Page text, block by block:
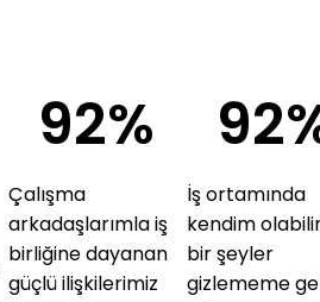
92%
Çalışma
arkadaşlarımla iş
birliğine dayanan
güçlü ilişkilerimiz
İş ortamında
kendim
bir şeyler
gizlememe